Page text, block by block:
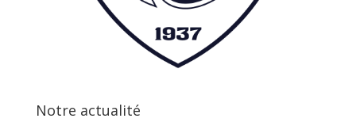
Notre actualité